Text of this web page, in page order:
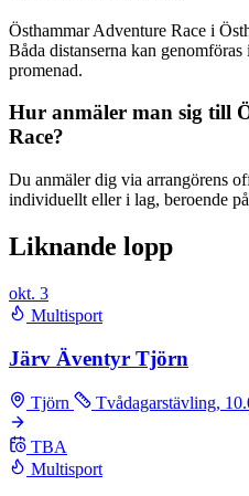
Östhammar Adventure Race i
Båda distanserna kan
promenad.
Hur anmäler man sig till
Race?
Du anmäler dig via arrangörens
individuellt eller i lag, beroende
Liknande lopp
okt. 3
Multisport
Järv Äventyr Tjörn
Tjörn Tvådagarstävling,
TBA
Multisport